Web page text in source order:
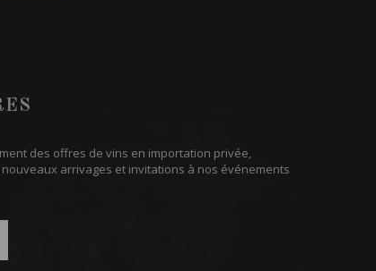
des offres de vins en importation privée,
arrivages et invitations à nos événements